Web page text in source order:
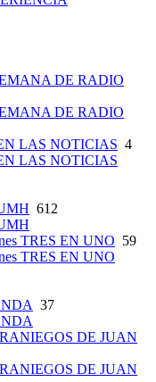
DE RADIO
DE RADIO
LAS NOTICIAS 4
LAS NOTICIAS
612
TRES EN UNO 59
TRES EN UNO
37
DE JUAN
DE JUAN